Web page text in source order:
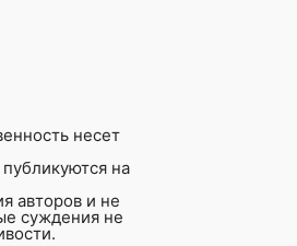
несет
на
авторов и не
суждения не